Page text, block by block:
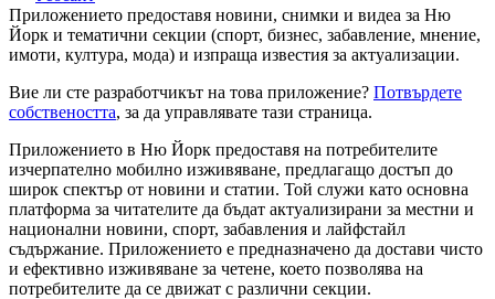
Приложението предоставя новини, снимки и видеа за Ню
Йорк и тематични секции (спорт, бизнес, забавление, мнение,
имоти, култура, мода) и изпраща известия за актуализации.
Вие ли сте разработчикът на това приложение? Потвърдете
собствеността, за да управлявате тази страница.
Приложението в Ню Йорк предоставя на потребителите
изчерпателно мобилно изживяване, предлагащо достъп до
широк спектър от новини и статии. Той служи като основна
платформа за читателите да бъдат актуализирани за местни и
национални новини, спорт, забавления и лайфстайл
съдържание. Приложението е предназначено да достави чисто
и ефективно изживяване за четене, което позволява на
потребителите да се движат с различни секции.